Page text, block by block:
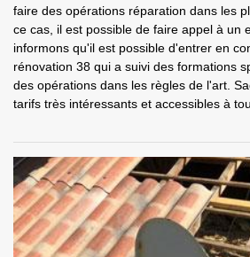
faire des opérations réparation dans les
ce cas, il est possible de faire appel à un
informons qu'il est possible d'entrer en
rénovation 38 qui a suivi des formations
des opérations dans les règles de l'art.
tarifs très intéressants et accessibles à